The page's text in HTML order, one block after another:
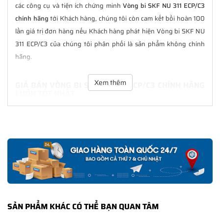
các công cụ và tiện ích chứng minh Vòng bi SKF NU 311 ECP/C3
chính hãngtới Khách hàng, chúng tôi còn cam kết bồi hoàn 100
lần giá trị đơn hàng nếu Khách hàng phát hiện Vòng bi SKF NU
311 ECP/C3 của chúng tôi phân phối là sản phẩm không chính
hãng.
GIÁ BÁN VÒNG BI SKF NU 311 ECP/C3 CHÍNH HÃNG
TạiNGOCANH.COMgiá bán Vòng bi SKF NU 311 ECP/C3 luôn là
trong suốt quá trình sử dụng các sản phẩm SKF chính hãng.
CHẾ ĐỘ BẢO HÀNH VÒNG BI SKF NU 311 ECP/C3
CHÍNH HÃNG
Tất cả các sản phẩm SKF chính hãng do
phối đều được bảo hành chính hãng theo đúng tiêu chuẩn bảo
Xem thêm
SẢN PHẨM KHÁC CÓ THỂ BẠN QUAN TÂM